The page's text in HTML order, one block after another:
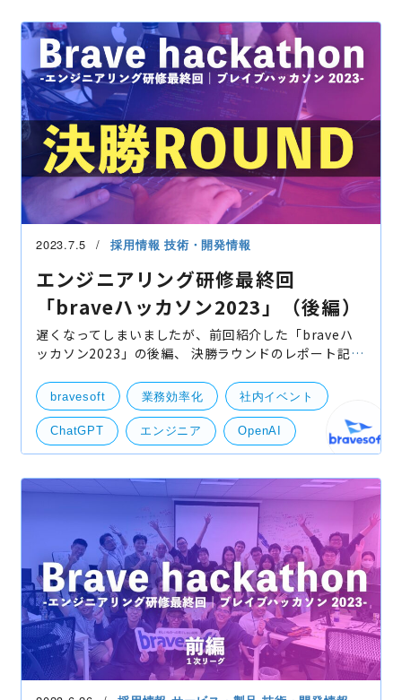
2023.7.5 採用情報技術・開発情報
エンジニアリング研修最終回
「braveハッカソン2023」（後編）
遅くなってしまいましたが、前回紹介した「braveハ
ッカソン2023」の後編、 決勝ラウンドのレポート記事
事はこちら https://www.bravesoft.co.jp/blog/ar
bravesoft 業務効率化 社内イベント
ChatGPT エンジニア OpenAI